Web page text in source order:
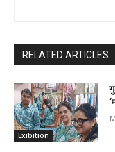
RELATED ARTICLES
Exibition